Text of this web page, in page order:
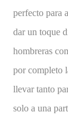
perfecto para
dar un toque
hombreras
por completo
llevar tanto
solo a una